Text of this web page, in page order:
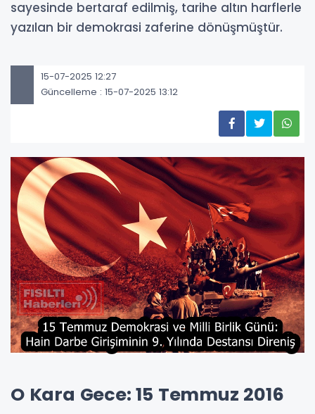
sayesinde bertaraf edilmiş, tarihe altın harflerle
yazılan bir demokrasi zaferine dönüşmüştür.
15-07-2025 12:27
Güncelleme : 15-07-2025 13:12
O Kara Gece: 15 Temmuz 2016